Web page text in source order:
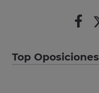
Top Oposiciones